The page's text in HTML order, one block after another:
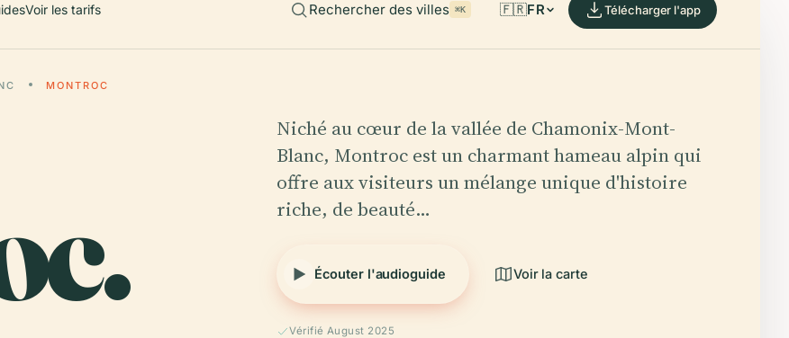
Voir les tarifs Rechercher des villes ⌘K 🇫🇷FR Télécharger l'app
MONTROC
Niché au cœur de la vallée de Chamonix-Mont-
Blanc, Montroc est un charmant hameau alpin qui
offre aux visiteurs un mélange unique d'histoire
riche, de beauté…
Écouter l'audioguide Voir la carte
Vérifié August 2025